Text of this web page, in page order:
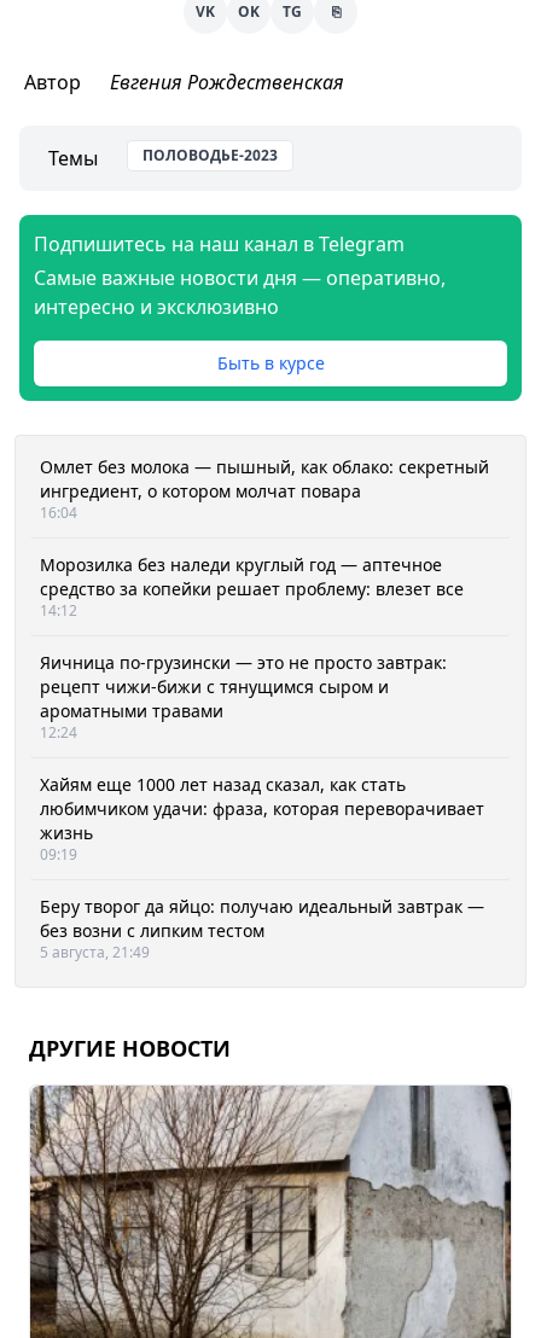
VK OK TG ⎘
Автор Евгения Рождественская
Темы ПОЛОВОДЬЕ-2023
Подпишитесь на наш канал в Telegram
Самые важные новости дня — оперативно,
интересно и эксклюзивно
Быть в курсе
Омлет без молока — пышный, как облако: секретный
ингредиент, о котором молчат повара
16:04
Морозилка без наледи круглый год — аптечное
средство за копейки решает проблему: влезет все
14:12
Яичница по-грузински — это не просто завтрак:
рецепт чижи-бижи с тянущимся сыром и
ароматными травами
12:24
Хайям еще 1000 лет назад сказал, как стать
любимчиком удачи: фраза, которая переворачивает
жизнь
09:19
Беру творог да яйцо: получаю идеальный завтрак —
без возни с липким тестом
5 августа, 21:49
ДРУГИЕ НОВОСТИ